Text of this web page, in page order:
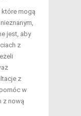
mogą
jest, aby
z
z
w
z nową